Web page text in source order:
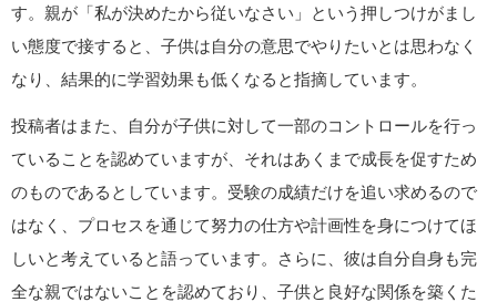
す。親が「私が決めたから従いなさい」という押しつけがまし
い態度で接すると、子供は自分の意思でやりたいとは思わなく
なり、結果的に学習効果も低くなると指摘しています。
投稿者はまた、自分が子供に対して一部のコントロールを行っ
ていることを認めていますが、それはあくまで成長を促すため
のものであるとしています。受験の成績だけを追い求めるので
はなく、プロセスを通じて努力の仕方や計画性を身につけてほ
しいと考えていると語っています。さらに、彼は自分自身も完
全な親ではないことを認めており、子供と良好な関係を築くた